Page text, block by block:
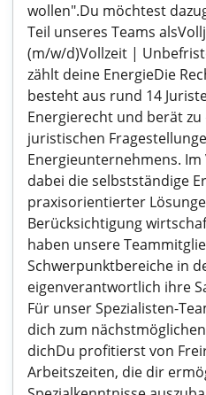
wollen".Du möchtest
Teil unseres Teams
(m/w/d)Vollzeit |
zählt deine EnergieDie
besteht aus rund 14
Energierecht und berät
juristischen
Energieunternehmens.
dabei die selbstständige
praxisorientierter
Berücksichtigung
haben unsere
Schwerpunktbereiche in
eigenverantwortlich ihre
Für unser Spezialisten-
dich zum
dichDu profitierst von
Arbeitszeiten, die dir